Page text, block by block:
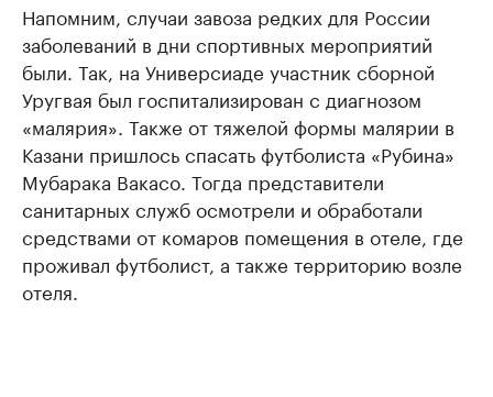
Напомним, случаи завоза редких для России
заболеваний в дни спортивных мероприятий
были. Так, на Универсиаде участник сборной
Уругвая был госпитализирован с диагнозом
«малярия». Также от тяжелой формы малярии в
Казани пришлось спасать футболиста «Рубина»
Мубарака Вакасо. Тогда представители
санитарных служб осмотрели и обработали
средствами от комаров помещения в отеле, где
проживал футболист, а также территорию возле
отеля.